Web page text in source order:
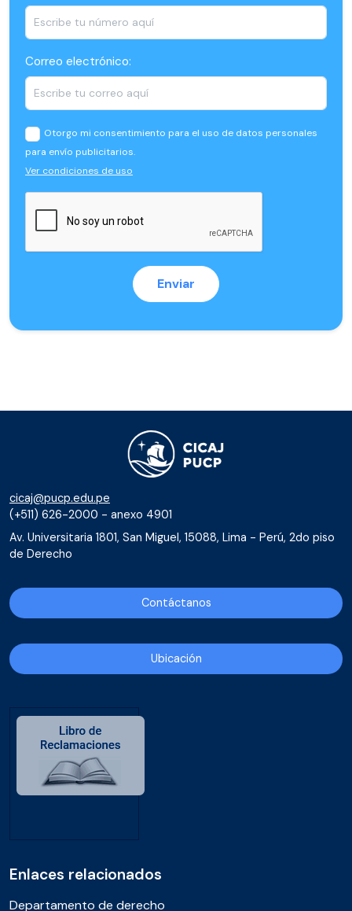
Correo electrónico:
Otorgo mi consentimiento para el uso de datos personales
para envío publicitarios.
Ver condiciones de uso
cicaj@pucp.edu.pe
(+511) 626-2000 - anexo 4901
Av. Universitaria 1801, San Miguel, 15088, Lima - Perú, 2do piso
de Derecho
Contáctanos
Ubicación
Enlaces relacionados
Departamento de derecho